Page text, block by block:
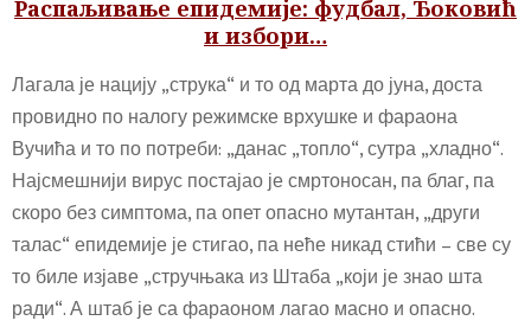
Распаљивање епидемије: фудбал, Ђоковић
и избори…
Лагала је нацију „струка“ и то од марта до јуна, доста
провидно по налогу режимске врхушке и фараона
Вучића и то по потреби: „данас „топло“, сутра „хладно“.
Најсмешнији вирус постајао је смртоносан, па благ, па
скоро без симптома, па опет опасно мутантан, „други
талас“ епидемије је стигао, па неће никад стићи – све су
то биле изјаве „стручњака из Штаба „који је знао шта
ради“. А штаб је са фараоном лагао масно и опасно.